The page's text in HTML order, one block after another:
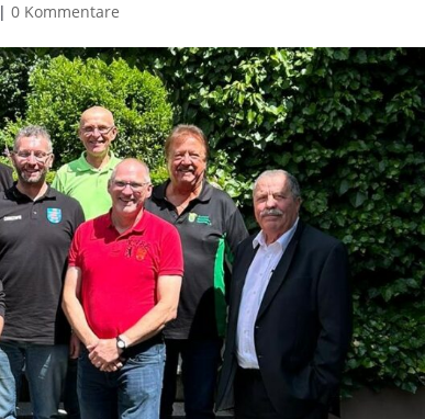
|0 Kommentare